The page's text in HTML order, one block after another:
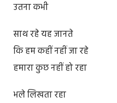
उतना कभी
साथ रहे यह जानते
कि हम कहीं नहीं जा रहे
हमारा कुछ नहीं हो रहा
भले लिखता रहा